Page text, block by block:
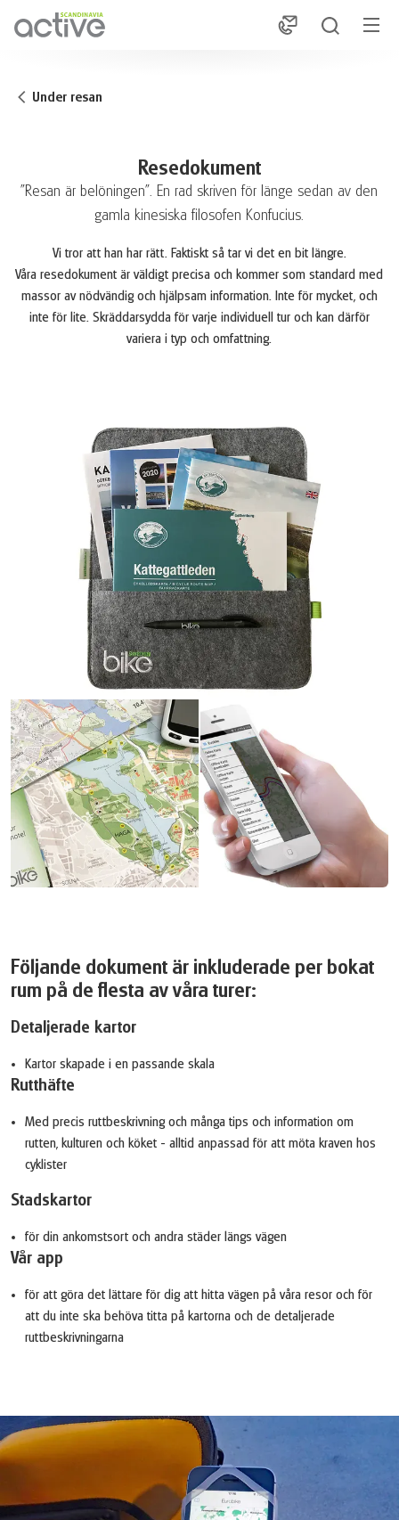
1
Under resan
Resedokument
"Resan är belöningen". En rad skriven för länge sedan av den
gamla kinesiska filosofen Konfucius.
Vi tror att han har rätt. Faktiskt så tar vi det en bit längre.
Våra resedokument är väldigt precisa och kommer som standard med
massor av nödvändig och hjälpsam information. Inte för mycket, och
inte för lite. Skräddarsydda för varje individuell tur och kan därför
variera i typ och omfattning.
Följande dokument är inkluderade per bokat
rum på de flesta av våra turer:
Detaljerade kartor
Kartor skapade i en passande skala
Rutthäfte
Med precis ruttbeskrivning och många tips och information om
rutten, kulturen och köket - alltid anpassad för att möta kraven hos
cyklister
Stadskartor
för din ankomstsort och andra städer längs vägen
Vår app
för att göra det lättare för dig att hitta vägen på våra resor och för
att du inte ska behöva titta på kartorna och de detaljerade
ruttbeskrivningarna